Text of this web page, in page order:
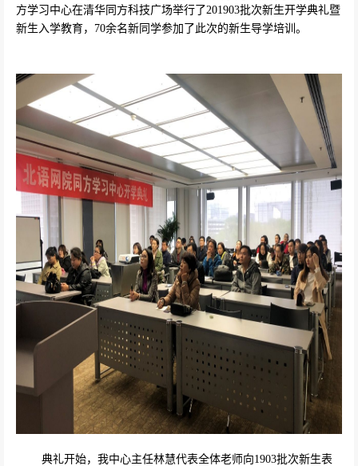
方学习中心在清华同方科技广场举行了201903批次新生开学典礼暨
新生入学教育， 70余名新同学参加了此次的新生导学培训。
典礼开始，我中心主任林慧代表全体老师向1903批次新生表